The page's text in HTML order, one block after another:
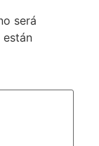
será